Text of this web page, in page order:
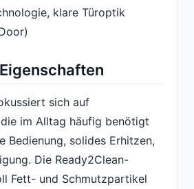
klare Türoptik
sich auf
im Alltag häufig benötigt
Bedienung, solides Erhitzen,
Die Ready2Clean-
Fett- und Schmutzpartikel